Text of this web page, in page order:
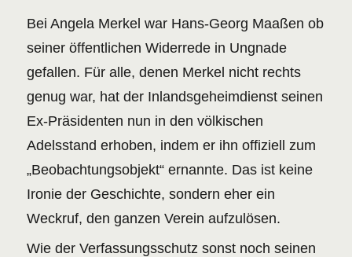
Bei Angela Merkel war Hans-Georg Maaßen ob
seiner öffentlichen Widerrede in Ungnade
gefallen. Für alle, denen Merkel nicht rechts
genug war, hat der Inlandsgeheimdienst seinen
Ex-Präsidenten nun in den völkischen
Adelsstand erhoben, indem er ihn offiziell zum
„Beobachtungsobjekt“ ernannte. Das ist keine
Ironie der Geschichte, sondern eher ein
Weckruf, den ganzen Verein aufzulösen.
Wie der Verfassungsschutz sonst noch seinen